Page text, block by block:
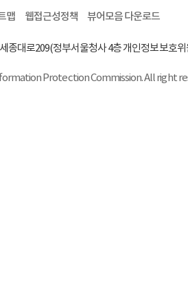
맵 웹접근성정책 뷰어모음 다운로드
종대로209(정부서울청사 4층 개인정보보호
Protection Commission. All right